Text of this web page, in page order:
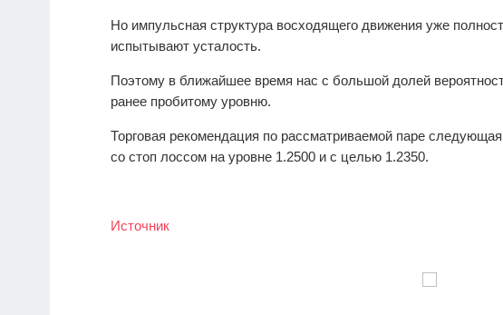
Но импульсная структура восходящего движения уже
испытывают усталость.
Поэтому в ближайшее время нас с большой долей
ранее пробитому уровню.
Торговая рекомендация по рассматриваемой паре
со стоп лоссом на уровне 1.2500 и с целью 1.2350.
Источник